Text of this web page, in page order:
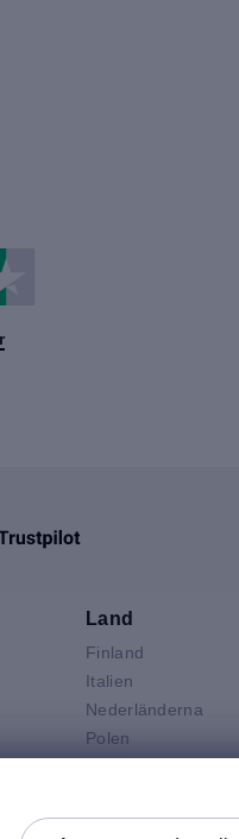
Land
Finland
Italien
Nederländerna
Polen
Sverige